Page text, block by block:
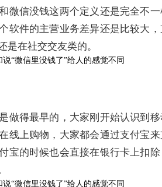
微信没钱这两个定义还是完全不
软件的主营业务差异还是比较大
是在社交交友类的。
做得最早的，大家刚开始认识到
线上购物，大家都会通过支付宝
宝的时候也会直接在银行卡上扣